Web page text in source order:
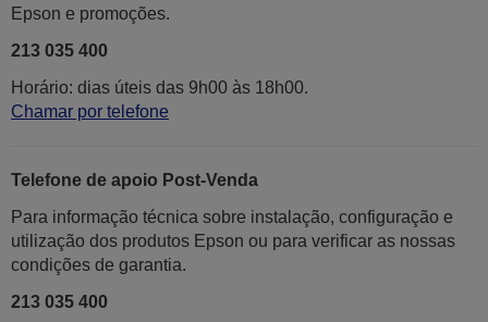
Epson e promoções.
213 035 400
Horário: dias úteis das 9h00 às 18h00.
Chamar por telefone
Telefone de apoio Post-Venda
Para informação técnica sobre instalação, configuração e
utilização dos produtos Epson ou para verificar as nossas
condições de garantia.
213 035 400